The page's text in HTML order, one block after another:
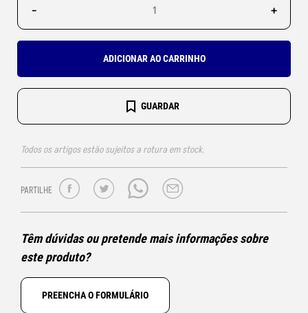
- +
ADICIONAR AO CARRINHO
GUARDAR
Todos os artigos estão sujeitos a rotura em stock.
PARTILHE
Têm dúvidas ou pretende mais informações sobre
este produto?
PREENCHA O FORMULÁRIO